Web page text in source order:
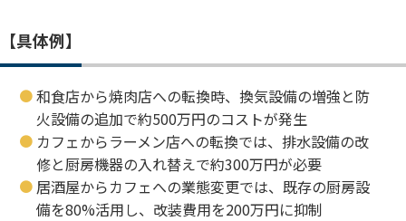
【具体例】
和食店から焼肉店への転換時、換気設備の増強と防
火設備の追加で約500万円のコストが発生
カフェからラーメン店への転換では、排水設備の改
修と厨房機器の入れ替えで約300万円が必要
居酒屋からカフェへの業態変更では、既存の厨房設
備を80%活用し、改装費用を200万円に抑制